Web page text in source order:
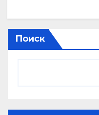
n
o
kl
at
s
A
er
Поиск